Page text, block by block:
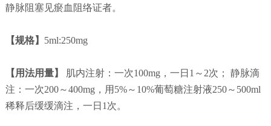
静脉阻塞见瘀血阻络证者。
【规格】 5ml:250mg
【用法用量】
肌内注射：一次100mg，一日1～2次； 静脉滴
注：一次200～400mg，用5%～10%葡萄糖注射液250～500ml
稀释后缓缓滴注，一日1次。